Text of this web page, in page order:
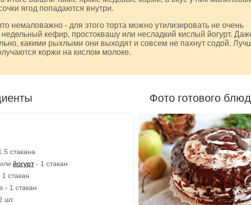
ягод попадаются внутри.
немаловажно - для этого торта можно утилизировать не очень
кефир, простоквашу или несладкий кислый йогурт.
какими рыхлыми они выходят и совсем не пахнут содой.
коржи на кислом молоке.
стакана
или йогурт- 1 стакан
стакан
- 1 стакан
шт.
Фото готового